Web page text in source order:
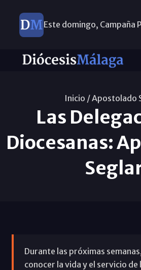
Este domingo, Campaña
Inicio /Apostolado
Las
Diocesanas:
Durante las próximas
conocer la vida y el servicio